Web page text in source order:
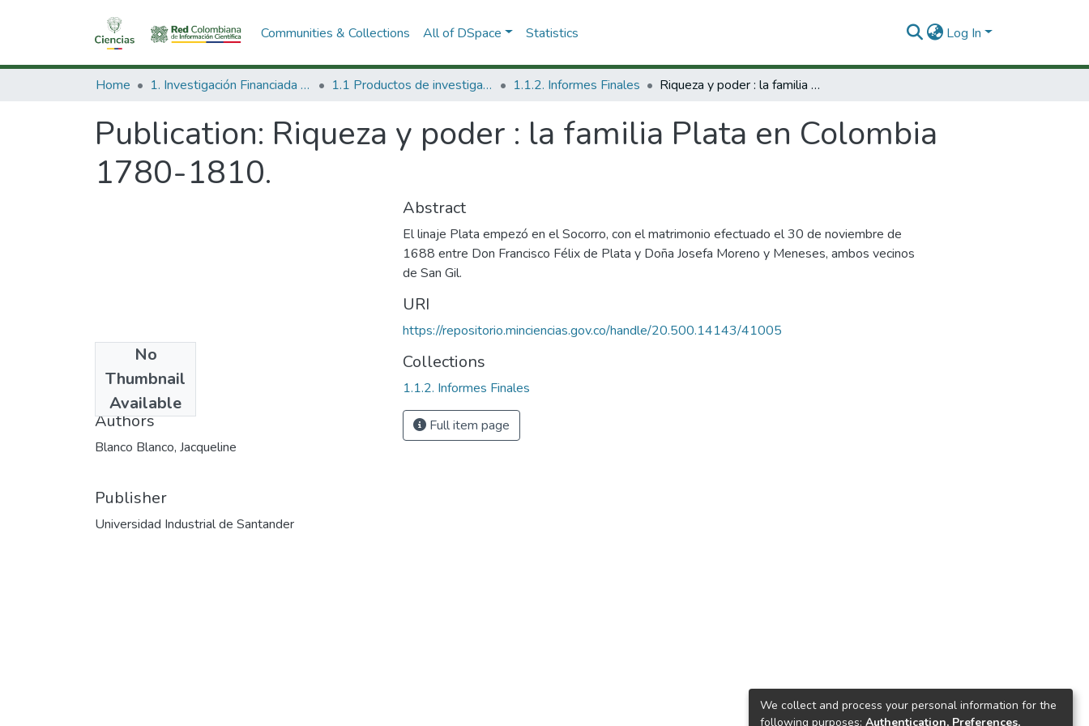
Communities & Collections All of DSpace Statistics Log In
Home 1. Investigación Financiada con Recursos Públicos 1.1 Productos de investigación 1.1.2. Informes Finales Riqueza y poder : la familia Plata en Colombia 1780-1810.
Publication: Riqueza y poder : la familia Plata en Colombia
1780-1810.
No
Thumbnail
Available
2000
Authors
Blanco Blanco, Jacqueline
Publisher
Universidad Industrial de Santander
Abstract
El linaje Plata empezó en el Socorro, con el matrimonio efectuado el 30 de noviembre de
1688 entre Don Francisco Félix de Plata y Doña Josefa Moreno y Meneses, ambos vecinos
de San Gil.
URI
https://repositorio.minciencias.gov.co/handle/20.500.14143/41005
Collections
1.1.2. Informes Finales
Full item page
We collect and process your personal information for the
following purposes: Authentication, Preferences,